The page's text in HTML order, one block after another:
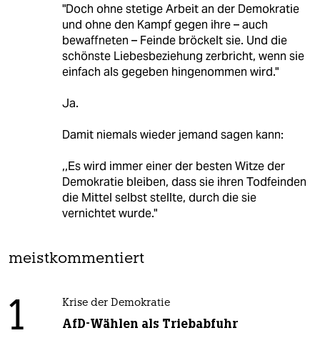
"Doch ohne stetige Arbeit an der Demokratie
und ohne den Kampf gegen ihre – auch
bewaffneten – Feinde bröckelt sie. Und die
schönste Liebesbeziehung zerbricht, wenn sie
einfach als gegeben hingenommen wird."
Ja.
Damit niemals wieder jemand sagen kann:
,,Es wird immer einer der besten Witze der
Demokratie bleiben, dass sie ihren Todfeinden
die Mittel selbst stellte, durch die sie
vernichtet wurde."
meistkommentiert
1 Krise der Demokratie
AfD-Wählen als Triebabfuhr